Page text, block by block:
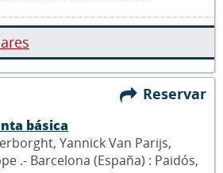
Reservar
básica
Yannick Van Parijs,
.- Barcelona (España) : Paidós,